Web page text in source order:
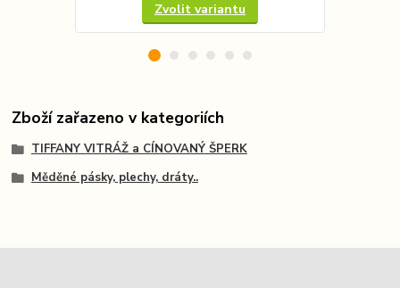
Zvolit variantu
Zboží zařazeno v kategoriích
TIFFANY VITRÁŽ a CÍNOVANÝ ŠPERK
Měděné pásky, plechy, dráty..